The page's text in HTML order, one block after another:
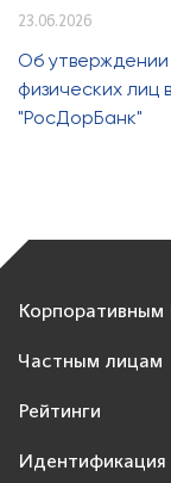
23.06.2026
Об
физических лиц
"РосДорБанк"
Корпоративным
Частным лицам
Рейтинги
Идентификация